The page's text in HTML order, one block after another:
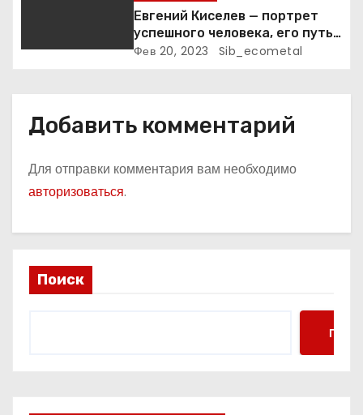
Евгений Киселев — портрет
успешного человека, его путь
к славе и личное счастье
Фев 20, 2023 Sib_ecometal
Добавить комментарий
Для отправки комментария вам необходимо
авторизоваться.
Поиск
Поиск